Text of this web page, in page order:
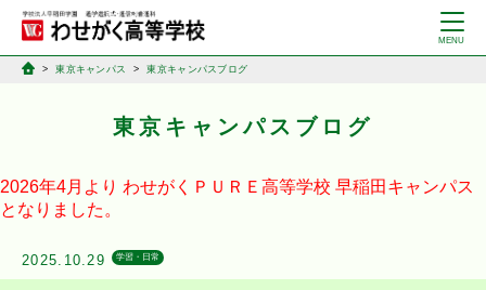
東京キャンパス 東京キャンパスブログ
東京キャンパスブログ
2026年4月より わせがくＰＵＲＥ高等学校 早稲田キャンパス
となりました。
2025.10.29 学習・日常